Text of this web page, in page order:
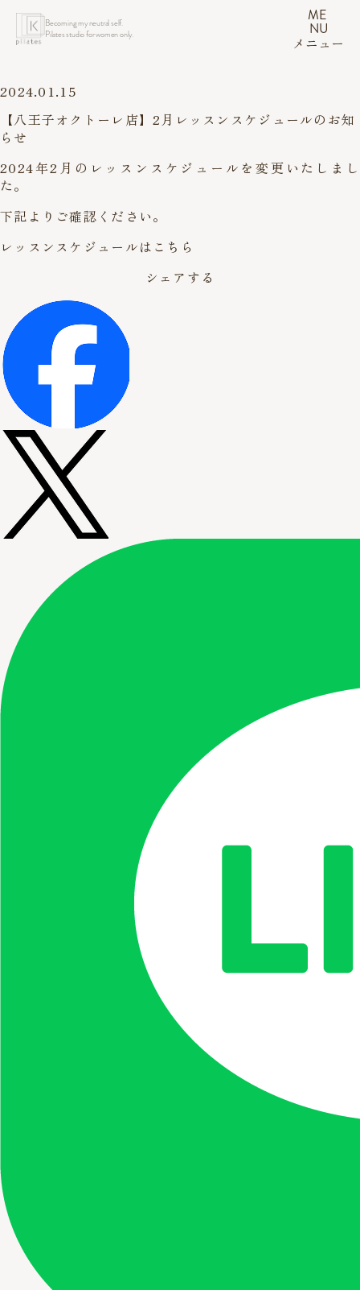
Becoming my neutral self.
Pilates studio for women only.
ME
NU
メニュー
2024.01.15
【八王子オクトーレ店】2月レッスンスケジュールのお知
らせ
2024年2月のレッスンスケジュールを変更いたしまし
た。
下記よりご確認ください。
レッスンスケジュールはこちら
シェアする